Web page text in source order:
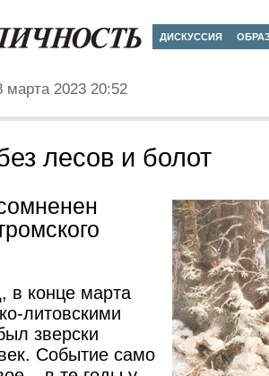
ДИСКУССИЯ
марта 2023 20:52
лесов и болот
в конце марта
литовскими
зверски
Событие само